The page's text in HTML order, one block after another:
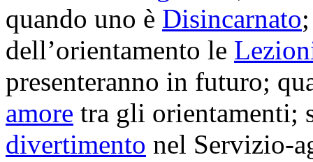
quando uno è Disincarnato
dell’orientamento le
presenteranno in futuro;
amore tra gli orientamenti;
divertimento nel Servizio-